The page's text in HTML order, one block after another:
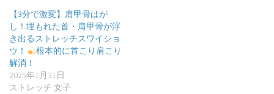
【3分で激変】肩甲骨はが
し！埋もれた首・肩甲骨が浮
き出るストレッチスワイショ
ウ！
根本的に首こり肩こり
解消！
2025年1月31日
ストレッチ 女子